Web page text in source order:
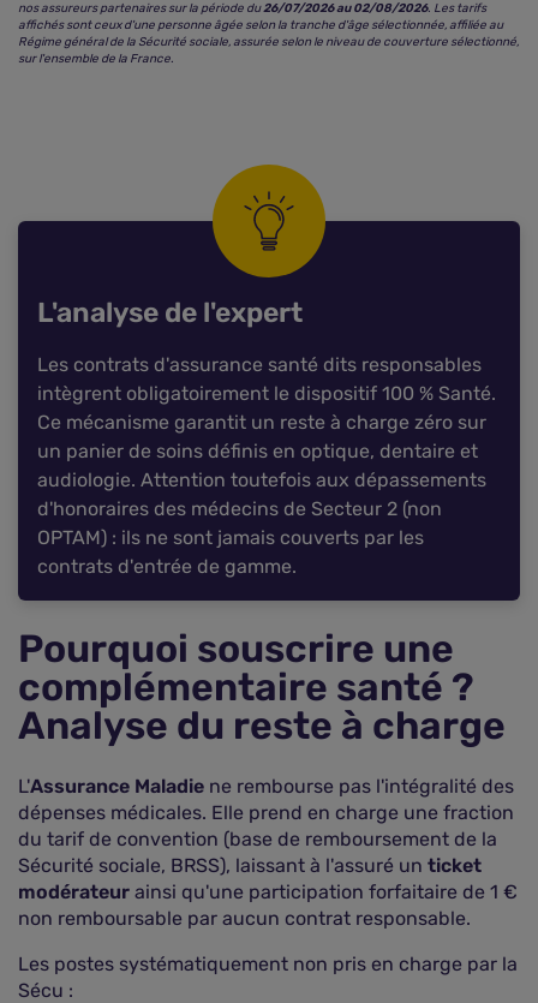
nos assureurs partenaires sur la période du26/07/2026 au 02/08/2026. Les tarifs
affichés sont ceux d'une personne âgée selon la tranche d'âge sélectionnée, affiliée au
Régime général de la Sécurité sociale, assurée selon le niveau de couverture sélectionné,
sur l'ensemble de la France.
L'analyse de l'expert
Les contrats d'assurance santé dits responsables
intègrent obligatoirement le dispositif 100 % Santé.
Ce mécanisme garantit un reste à charge zéro sur
un panier de soins définis en optique, dentaire et
audiologie. Attention toutefois aux dépassements
d'honoraires des médecins de Secteur 2 (non
OPTAM) : ils ne sont jamais couverts par les
contrats d'entrée de gamme.
Pourquoi souscrire une
complémentaire santé ?
Analyse du reste à charge
L'Assurance Maladie ne rembourse pas l'intégralité des
dépenses médicales. Elle prend en charge une fraction
du tarif de convention (base de remboursement de la
Sécurité sociale, BRSS), laissant à l'assuré un ticket
modérateur ainsi qu'une participation forfaitaire de 1 €
non remboursable par aucun contrat responsable.
Les postes systématiquement non pris en charge par la
Sécu :